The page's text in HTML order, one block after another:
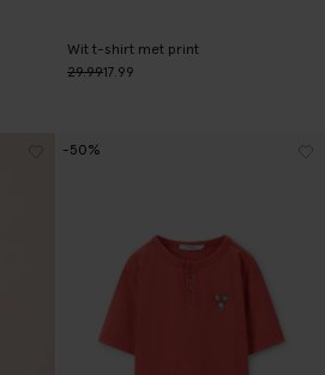
Wit t-shirt met print
29.9917.99
-50%